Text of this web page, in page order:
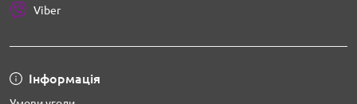
Інформація
Viber